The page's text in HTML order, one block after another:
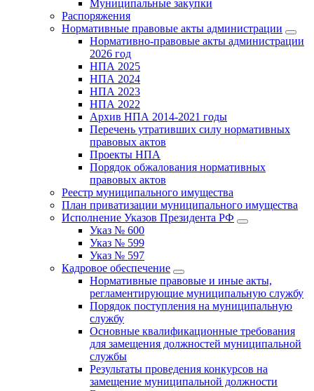
Муниципальные закупки
Распоряжения
Нормативные правовые акты администрации
Нормативно-правовые акты администрации
2026 год
НПА 2025
НПА 2024
НПА 2023
НПА 2022
Архив НПА 2014-2021 годы
Перечень утративших силу нормативных
правовых актов
Проекты НПА
Порядок обжалования нормативных
правовых актов
Реестр муниципального имущества
План приватизации муниципального имущества
Исполнение Указов Президента РФ
Указ № 600
Указ № 599
Указ № 597
Кадровое обеспечение
Нормативные правовые и иные акты,
регламентирующие муниципальную службу
Порядок поступления на муниципальную
службу
Основные квалификационные требования
для замещения должностей муниципальной
службы
Результаты проведения конкурсов на
замещение муниципальной должности